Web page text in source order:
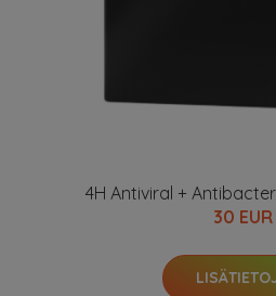
4H Antiviral +
30 EUR